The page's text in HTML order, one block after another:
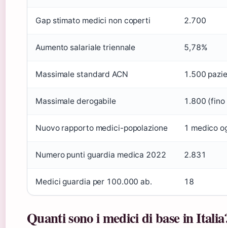
Gap stimato medici non coperti 2.700
Aumento salariale triennale 5,78%
Massimale standard ACN 1.500
Massimale derogabile 1.800 (fino
Nuovo rapporto medici-popolazione 1 medico
Numero punti guardia medica 2022 2.831
Medici guardia per 100.000 ab. 18
Quanti sono i medici di base in